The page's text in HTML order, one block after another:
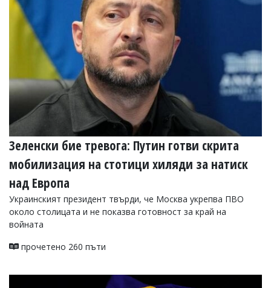
УКРАЙНА
СПОРТ
РАЗСЛЕДВАНЕ
ЮГ
Управители:
Веселин
email:
v.vasilev@flagman.bg
Катя
еmail:k.kassabova@flagman.bg
Главен
редактор:
Иван
email:
Зеленски бие тревога: Путин готви скрита
мобилизация на стотици хиляди за натиск
над Европа
Украинският президент твърди, че Москва укрепва ПВО
около столицата и не показва готовност за край на
войната
прочетено 260 пъти